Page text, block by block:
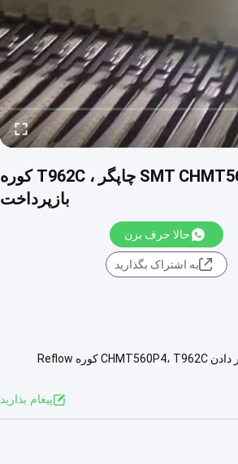
خط تولید پیشرفته 4 سر انتخاب و مکان ماشین SMT CHMT560P4 ، 3040 چاپگر ، T962C کوره
بازپرداخت
حالا حرف بزن
به اشتراک بگذارید
خط تولید SMT پیشرفته، خط مونتاژ PCB کوچک 3040 پودر چاپگر چسب، 4 سر ماشین انتخاب و قرار دادن CHMT560P4، T962C کوره Reflow
پيغام بذاريد